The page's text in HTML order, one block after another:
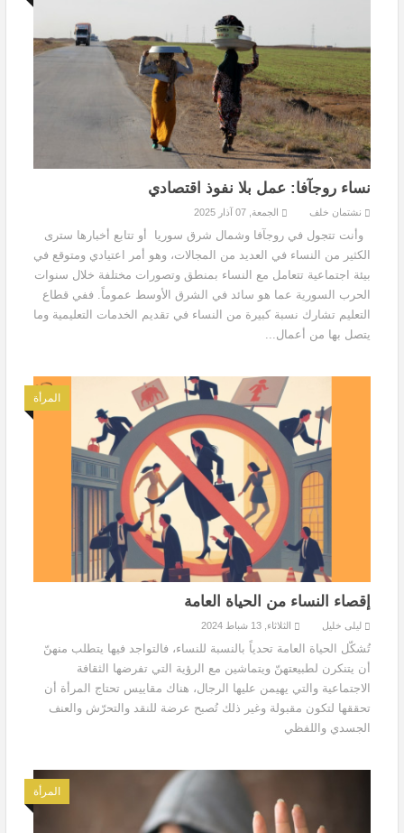
نساء روجآفا: عمل بلا نفوذ اقتصادي
نشتمان خلف الجمعة, 07 آذار 2025
وأنت تتجول في روجآفا وشمال شرق سوريا أو تتابع أخبارها سترى
الكثير من النساء في العديد من المجالات، وهو أمر اعتيادي ومتوقع في
بيئة اجتماعية تتعامل مع النساء بمنطق وتصورات مختلفة خلال سنوات
الحرب السورية عما هو سائد في الشرق الأوسط عموماً. ففي قطاع
التعليم تشارك نسبة كبيرة من النساء في تقديم الخدمات التعليمية وما
يتصل بها من أعمال...
المرأة
إقصاء النساء من الحياة العامة
ليلى خليل الثلاثاء, 13 شباط 2024
تُشكّل الحياة العامة تحدياً بالنسبة للنساء، فالتواجد فيها يتطلب منهنّ
أن يتنكرن لطبيعتهنّ ويتماشين مع الرؤية التي تفرضها الثقافة
الاجتماعية والتي يهيمن عليها الرجال، هناك مقاييس تحتاج المرأة أن
تحققها لتكون مقبولة وغير ذلك تُصبح عرضة للنقد والتحرّش والعنف
الجسدي واللفظي
المرأة